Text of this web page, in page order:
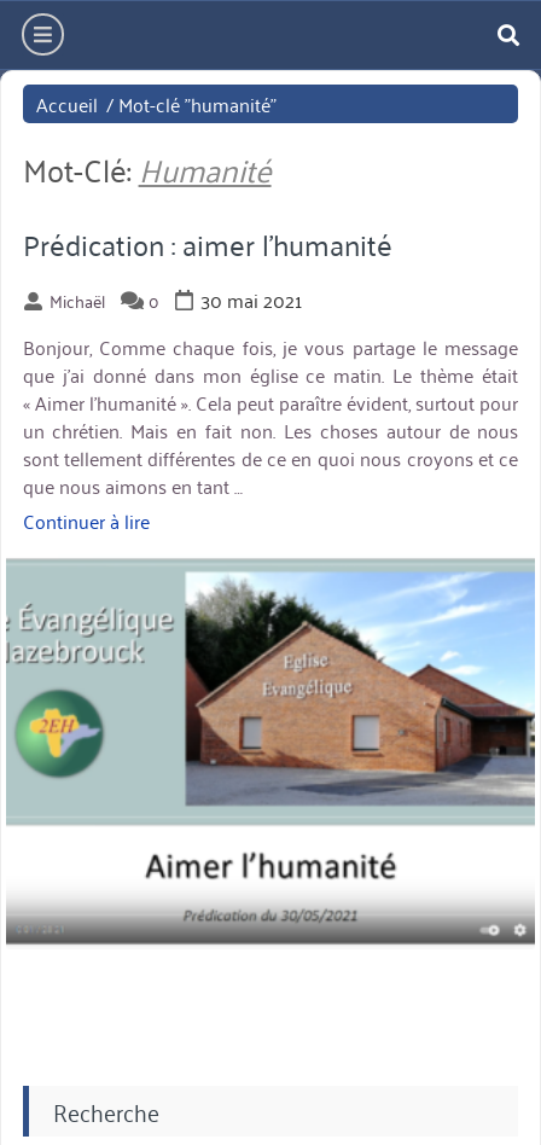
Aller
directement
au
contenu
hamburger
Accueil /Mot-clé "humanité"
Mot-Clé: Humanité
Prédication : aimer l’humanité
Michaël 0
30 mai 2021
Bonjour, Comme chaque fois, je vous partage le message
que j’ai donné dans mon église ce matin. Le thème était
« Aimer l’humanité ». Cela peut paraître évident, surtout pour
un chrétien. Mais en fait non. Les choses autour de nous
sont tellement différentes de ce en quoi nous croyons et ce
que nous aimons en tant …
Continuer à lire« Prédication
aimer
l’humanité »
miniature
Recherche